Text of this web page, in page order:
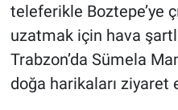
teleferikle Boztepe’ye
uzatmak için hava
Trabzon’da Sümela
doğa harikaları ziyaret